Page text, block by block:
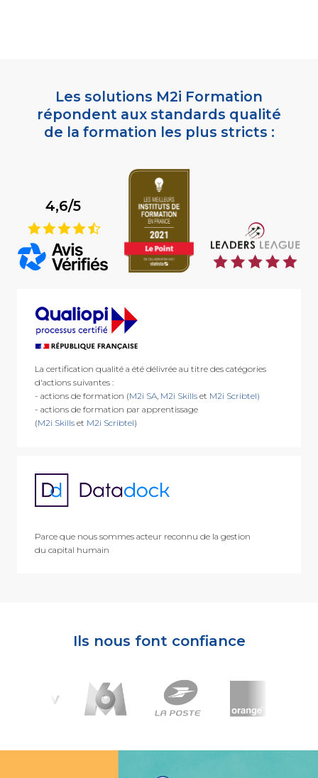
Les solutions M2i Formation
répondent aux standards qualité
de la formation les plus stricts :
4,6/5
9
La certification qualité a été délivrée au titre des catégories
d'actions suivantes :
- actions de formation (M2i SA, M2i Skillset M2i Scribtel)
- actions de formation par apprentissage
(M2i Skillset M2i Scribtel)
Parce que nous sommes acteur reconnu de la gestion
du capital humain
Ils nous font confiance